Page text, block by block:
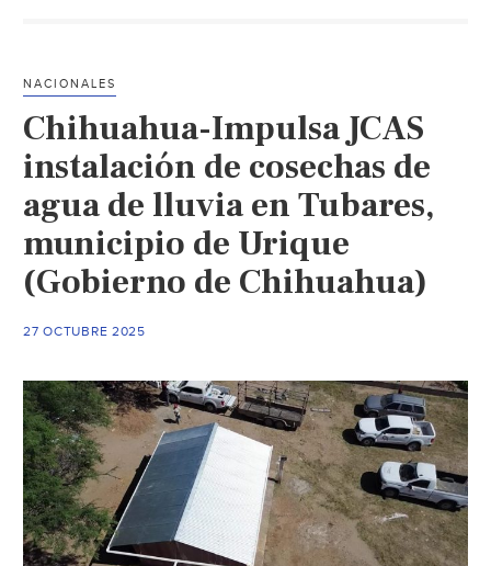
Israel
gestión
del
NACIONALES
Chihuahua-Impulsa JCAS
instalación de cosechas de
agua de lluvia en Tubares,
municipio de Urique
(Gobierno de Chihuahua)
27 OCTUBRE 2025